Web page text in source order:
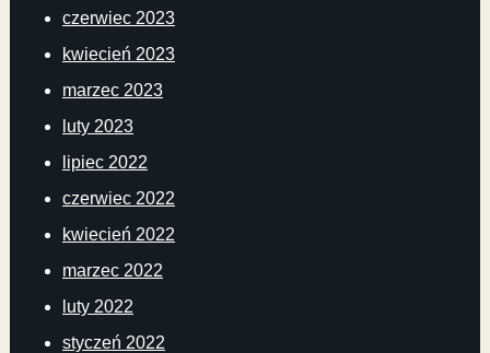
czerwiec 2023
kwiecień 2023
marzec 2023
luty 2023
lipiec 2022
czerwiec 2022
kwiecień 2022
marzec 2022
luty 2022
styczeń 2022